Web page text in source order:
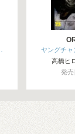
ヤングチャ
高橋ヒ
発売